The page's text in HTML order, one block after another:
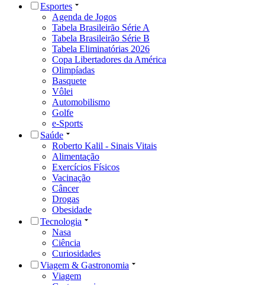
Esportes
Agenda de Jogos
Tabela Brasileirão Série A
Tabela Brasileirão Série B
Tabela Eliminatórias 2026
Copa Libertadores da América
Olimpíadas
Basquete
Vôlei
Automobilismo
Golfe
e-Sports
Saúde
Roberto Kalil - Sinais Vitais
Alimentação
Exercícios Físicos
Vacinação
Câncer
Drogas
Obesidade
Tecnologia
Nasa
Ciência
Curiosidades
Viagem & Gastronomia
Viagem